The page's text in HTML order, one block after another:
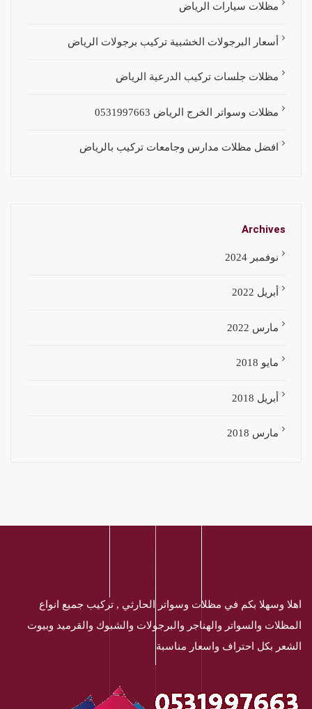
مظلات سيارات الرياض
أسعار البرجولات الخشبية تركيب برجولات الرياض
مظلات جلسات تركيب الدرعية الرياض
مظلات وسواتر الخرج الرياض 0531997663
افضل مظلات مدارس وجامعات تركيب بالرياض
Archives
نوفمبر 2024
أبريل 2022
مارس 2022
مايو 2018
أبريل 2018
مارس 2018
اهلا وسهلا بكم في مظلات وسواتر الحارثي , تركيب جميع انواع
المظلات والسواتر والهناجر والبرجولات والشبوك والقرميد وبيوت
الشعر بكل احتراف واسعار مناسبة